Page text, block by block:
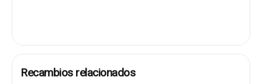
Recambios relacionados